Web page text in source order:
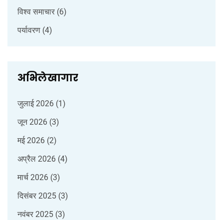
विश्व समाचार (6)
पर्यावरण (4)
अभिलेखागार
जुलाई 2026 (1)
जून 2026 (3)
मई 2026 (2)
अप्रैल 2026 (4)
मार्च 2026 (3)
दिसंबर 2025 (3)
नवंबर 2025 (3)